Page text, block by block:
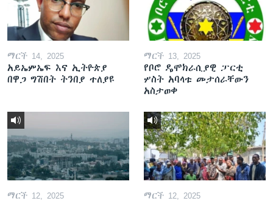
ማርች 14, 2025
አይኤምኤፍ እና ኢትዮጵያ
በዋጋ ግሽበት ትንበያ ተለያዩ
ማርች 13, 2025
የቦሮ ዴሞክራሲያዊ ፓርቲ
ሦስት አባላቱ መታሰራቸውን
አስታወቀ
ማርች 12, 2025 ማርች 12, 2025